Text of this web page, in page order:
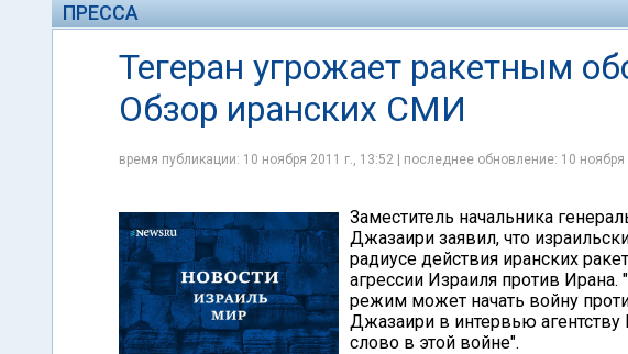
ПРЕССА
Тегеран угрожает ракетным
Обзор иранских СМИ
время публикации: 10 ноября 2011 г., 13:52 | последнее обновление: 10 ноября
Заместитель начальника
Джазаири заявил, что
радиусе действия иранских
агрессии Израиля против
режим может начать войну
Джазаири в интервью агентству
слово в этой войне".